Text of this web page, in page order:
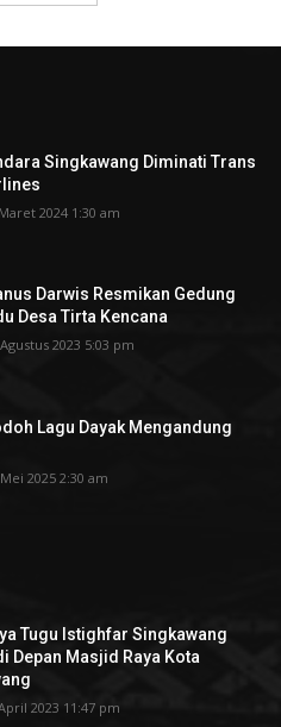
Singkawang Diminati Trans
2024 1:30 am
Darwis Resmikan Gedung
Desa Tirta Kencana
2023 5:03 pm
Lagu Dayak Mengandung
2025 2:30 am
Tugu Istighfar Singkawang
Depan Masjid Raya Kota
2023 11:47 pm